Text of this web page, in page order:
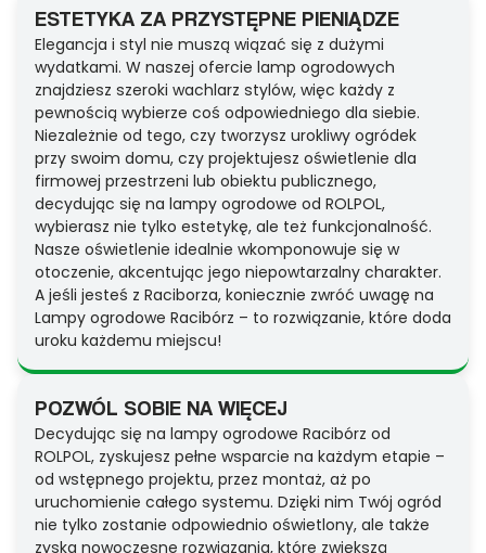
ESTETYKA ZA PRZYSTĘPNE PIENIĄDZE
Elegancja i styl nie muszą wiązać się z dużymi
wydatkami. W naszej ofercie lamp ogrodowych
znajdziesz szeroki wachlarz stylów, więc każdy z
pewnością wybierze coś odpowiedniego dla siebie.
Niezależnie od tego, czy tworzysz urokliwy ogródek
przy swoim domu, czy projektujesz oświetlenie dla
firmowej przestrzeni lub obiektu publicznego,
decydując się na lampy ogrodowe od ROLPOL,
wybierasz nie tylko estetykę, ale też funkcjonalność.
Nasze oświetlenie idealnie wkomponowuje się w
otoczenie, akcentując jego niepowtarzalny charakter.
A jeśli jesteś z Raciborza, koniecznie zwróć uwagę na
Lampy ogrodowe Racibórz – to rozwiązanie, które doda
uroku każdemu miejscu!
POZWÓL SOBIE NA WIĘCEJ
Decydując się na lampy ogrodowe Racibórz od
ROLPOL, zyskujesz pełne wsparcie na każdym etapie –
od wstępnego projektu, przez montaż, aż po
uruchomienie całego systemu. Dzięki nim Twój ogród
nie tylko zostanie odpowiednio oświetlony, ale także
zyska nowoczesne rozwiązania, które zwiększą